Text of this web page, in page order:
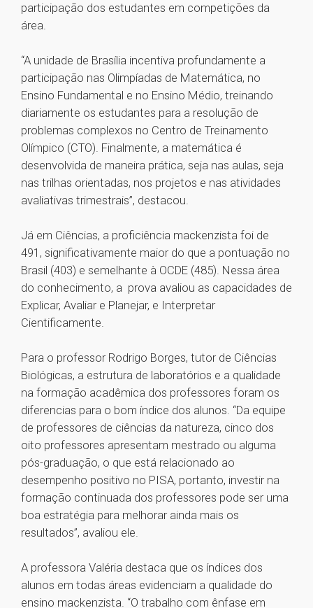
participação dos estudantes em competições da
área.
“A unidade de Brasília incentiva profundamente a
participação nas Olimpíadas de Matemática, no
Ensino Fundamental e no Ensino Médio, treinando
diariamente os estudantes para a resolução de
problemas complexos no Centro de Treinamento
Olímpico (CTO). Finalmente, a matemática é
desenvolvida de maneira prática, seja nas aulas, seja
nas trilhas orientadas, nos projetos e nas atividades
avaliativas trimestrais”, destacou.
Já em Ciências, a proficiência mackenzista foi de
491, significativamente maior do que a pontuação no
Brasil (403) e semelhante à OCDE (485). Nessa área
do conhecimento, a prova avaliou as capacidades de
Explicar, Avaliar e Planejar, e Interpretar
Cientificamente.
Para o professor Rodrigo Borges, tutor de Ciências
Biológicas, a estrutura de laboratórios e a qualidade
na formação acadêmica dos professores foram os
diferencias para o bom índice dos alunos. “Da equipe
de professores de ciências da natureza, cinco dos
oito professores apresentam mestrado ou alguma
pós-graduação, o que está relacionado ao
desempenho positivo no PISA, portanto, investir na
formação continuada dos professores pode ser uma
boa estratégia para melhorar ainda mais os
resultados”, avaliou ele.
A professora Valéria destaca que os índices dos
alunos em todas áreas evidenciam a qualidade do
ensino mackenzista. “O trabalho com ênfase em